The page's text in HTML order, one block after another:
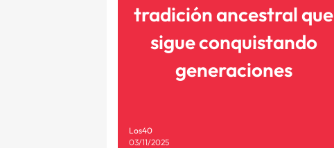
tradición ancestral que
sigue conquistando
generaciones
Los40
03/11/2025